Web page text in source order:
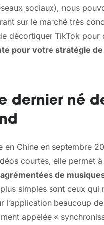
sociaux), nous
sur le marché très
décortiquer TikTok
pour votre stratégie
dernier né
en Chine en septembre
courtes, elle permet
de
simples sont ceux qui
l’application beaucoup
appelée «